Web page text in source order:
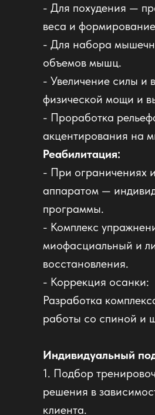
- Для похудения —
веса и
- Для набора
объемов мышц.
- Увеличение силы и
физической мощи и
- Проработка
акцентирования на
Реабилитация:
- При ограничениях
аппаратом —
программы.
- Комплекс
миофасциальный и
восстановления.
- Коррекция осанки:
Разработка
работы со спиной и
Индивидуальный
1. Подбор
решения в
клиента.